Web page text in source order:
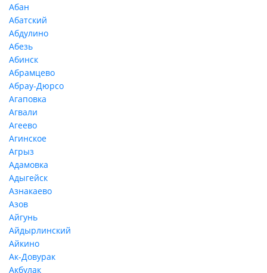
Абан
Абатский
Абдулино
Абезь
Абинск
Абрамцево
Абрау-Дюрсо
Агаповка
Агвали
Агеево
Агинское
Агрыз
Адамовка
Адыгейск
Азнакаево
Азов
Айгунь
Айдырлинский
Айкино
Ак-Довурак
Акбулак